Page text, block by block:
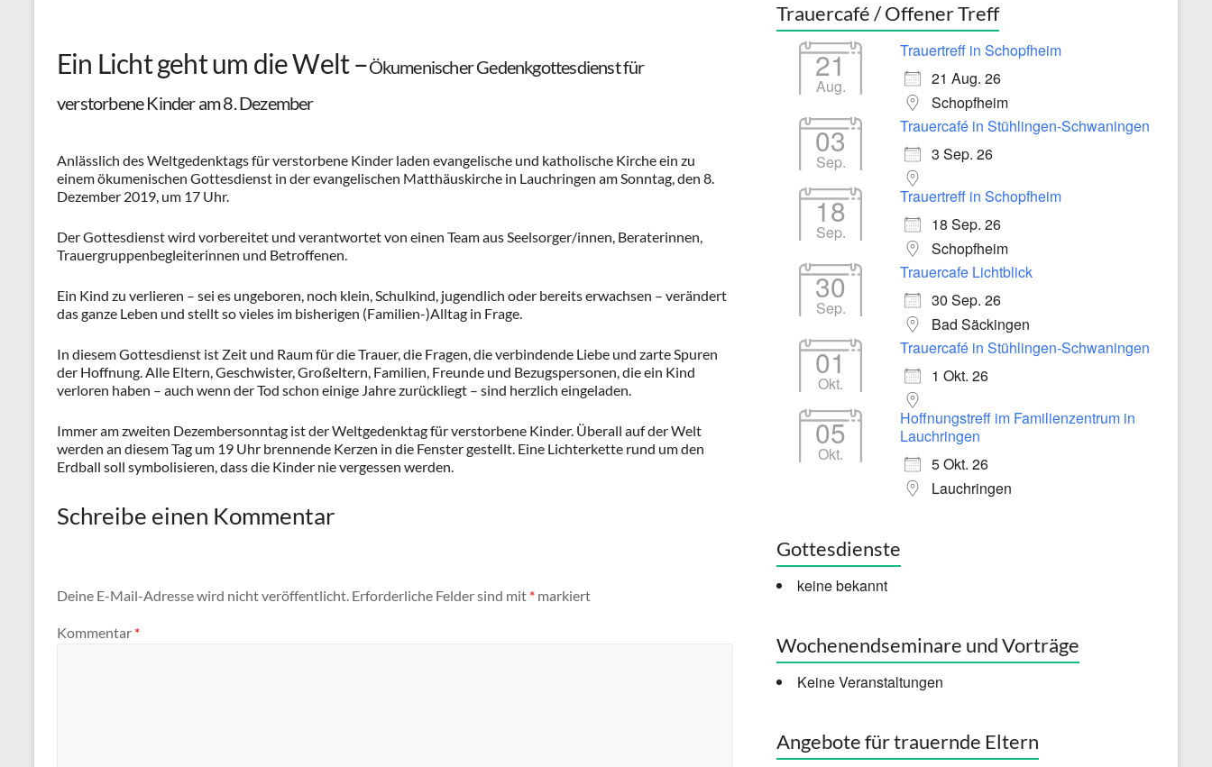
Ein Licht geht um die Welt –Ökumenischer Gedenkgottesdienst für
verstorbene Kinder am 8. Dezember
Anlässlich des Weltgedenktags für verstorbene Kinder laden evangelische und katholische Kirche ein zu
einem ökumenischen Gottesdienst in der evangelischen Matthäuskirche in Lauchringen am Sonntag, den 8.
Dezember 2019, um 17 Uhr.
Der Gottesdienst wird vorbereitet und verantwortet von einen Team aus Seelsorger/innen, Beraterinnen,
Trauergruppenbegleiterinnen und Betroffenen.
Ein Kind zu verlieren – sei es ungeboren, noch klein, Schulkind, jugendlich oder bereits erwachsen – verändert
das ganze Leben und stellt so vieles im bisherigen (Familien-)Alltag in Frage.
In diesem Gottesdienst ist Zeit und Raum für die Trauer, die Fragen, die verbindende Liebe und zarte Spuren
der Hoffnung. Alle Eltern, Geschwister, Großeltern, Familien, Freunde und Bezugspersonen, die ein Kind
verloren haben – auch wenn der Tod schon einige Jahre zurückliegt – sind herzlich eingeladen.
Immer am zweiten Dezembersonntag ist der Weltgedenktag für verstorbene Kinder. Überall auf der Welt
werden an diesem Tag um 19 Uhr brennende Kerzen in die Fenster gestellt. Eine Lichterkette rund um den
Erdball soll symbolisieren, dass die Kinder nie vergessen werden.
Schreibe einen Kommentar
Deine E-Mail-Adresse wird nicht veröffentlicht. Erforderliche Felder sind mit * markiert
Kommentar *
Trauercafé / Offener Treff
21
Aug.
Trauertreff in Schopfheim
21 Aug. 26
Schopfheim
03
Sep.
Trauercafé in Stühlingen-Schwaningen
3 Sep. 26
18
Sep.
Trauertreff in Schopfheim
18 Sep. 26
Schopfheim
30
Sep.
Trauercafe Lichtblick
30 Sep. 26
Bad Säckingen
01
Okt.
Trauercafé in Stühlingen-Schwaningen
1 Okt. 26
05
Okt.
Hoffnungstreff im Familienzentrum in
Lauchringen
5 Okt. 26
Lauchringen
Gottesdienste
keine bekannt
Wochenendseminare und Vorträge
Keine Veranstaltungen
Angebote für trauernde Eltern